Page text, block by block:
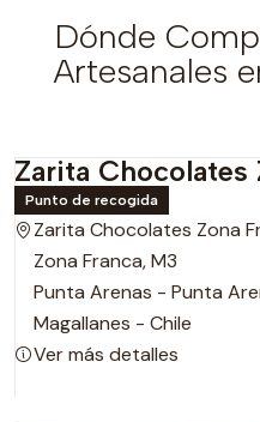
Dónde
Artesanales
Zarita Chocolates
Punto de recogida
Zarita Chocolates Zona
Zona Franca, M3
Punta Arenas - Punta
Magallanes - Chile
Ver más detalles